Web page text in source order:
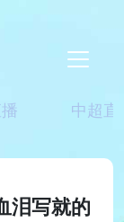
中超直
泪写就的